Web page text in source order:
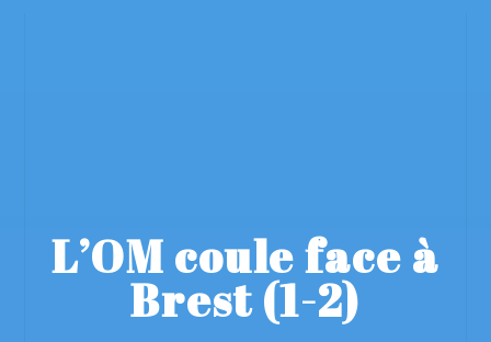
L’OM coule face à
Brest (1-2)